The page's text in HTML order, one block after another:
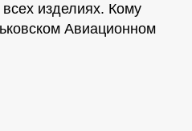
изделиях. Кому
Авиационном